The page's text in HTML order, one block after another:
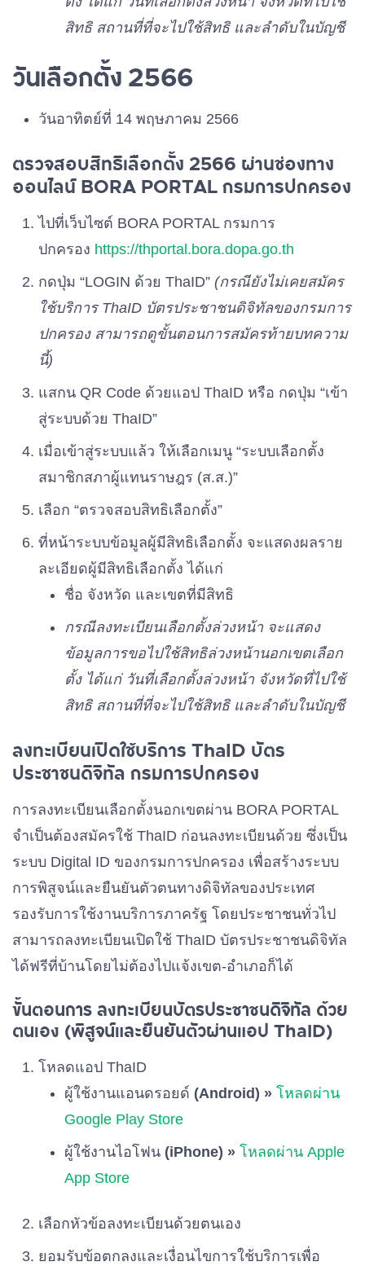
เบอร์ 38
เบอร์ 39 พรรคมิติใหม่
เบอร์ 40 พรรคประชาภิวัฒน์
เบอร์ 41 พรรคไทยธรรม
พรรคไทยศรีวิไลย์
เบอร์ 43
เบอร์ 44 พรรคราษฎร์วิถี
เบอร์ 45 พรรคแนวทางใหม่
พรรคถิ่นกาขาวชาววิไล
เบอร์ 47 พรรครวมแผ่นดิน
เบอร์ 48 พรรคเพื่ออนาคตไทย
เบอร์ 49 พรรครักษ์ผืนป่าประเทศไทย
เบอร์ 50 พรรคพลังปวงชนไทย
เบอร์ 51 พรรคสามัญชน
เบอร์ 52 พรรคชาติรุ่งเรือง
เบอร์ 53 พรรคพลังสังคม
เบอร์ 54 พรรคภราดรภาพ
เบอร์ 55 พรรคไทยก้าวหน้า
เบอร์ 56 พรรคประชาไทย
สิทธิ สถานที่ที่จะไปใช้สิทธิ และลำดับในบัญชี
วันเลือกตั้ง 2566
วันอาทิตย์ที่ 14 พฤษภาคม 2566
ตรวจสอบสิทธิเลือกตั้ง 2566 ผ่านช่องทาง
ออนไลน์ BORA PORTAL กรมการปกครอง
ไปที่เว็บไซต์ BORA PORTAL กรมการ
ปกครอง https://thportal.bora.dopa.go.th
กดปุ่ม “LOGIN ด้วย ThaID” (กรณียังไม่เคยสมัคร
ใช้บริการ ThaID บัตรประชาชนดิจิทัลของกรมการ
ปกครอง สามารถดูขั้นตอนการสมัครท้ายบทความ
นี้)
แสกน QR Code ด้วยแอป ThaID หรือ กดปุ่ม “เข้า
สู่ระบบด้วย ThaID”
เมื่อเข้าสู่ระบบแล้ว ให้เลือกเมนู “ระบบเลือกตั้ง
สมาชิกสภาผู้แทนราษฎร (ส.ส.)”
เลือก “ตรวจสอบสิทธิเลือกตั้ง”
ที่หน้าระบบข้อมูลผู้มีสิทธิเลือกตั้ง จะแสดงผลราย
ละเอียดผู้มีสิทธิเลือกตั้ง ได้แก่
ชื่อ จังหวัด และเขตที่มีสิทธิ
กรณีลงทะเบียนเลือกตั้งล่วงหน้า จะแสดง
ข้อมูลการขอไปใช้สิทธิล่วงหน้านอกเขตเลือก
ตั้ง ได้แก่ วันที่เลือกตั้งล่วงหน้า จังหวัดที่ไปใช้
สิทธิ สถานที่ที่จะไปใช้สิทธิ และลำดับในบัญชี
ลงทะเบียนเปิดใช้บริการ ThaID บัตร
ประชาชนดิจิทัล กรมการปกครอง
การลงทะเบียนเลือกตั้งนอกเขตผ่าน BORA PORTAL
จำเป็นต้องสมัครใช้ ThaID ก่อนลงทะเบียนด้วย ซึ่งเป็น
ระบบ Digital ID ของกรมการปกครอง เพื่อสร้างระบบ
การพิสูจน์และยืนยันตัวตนทางดิจิทัลของประเทศ
รองรับการใช้งานบริการภาครัฐ โดยประชาชนทั่วไป
สามารถลงทะเบียนเปิดใช้ ThaID บัตรประชาชนดิจิทัล
ได้ฟรีที่บ้านโดยไม่ต้องไปแจ้งเขต-อำเภอก็ได้
ขั้นตอนการ ลงทะเบียนบัตรประชาชนดิจิทัล ด้วย
ตนเอง (พิสูจน์และยืนยันตัวผ่านแอป ThaID)
โหลดแอป ThaID
ผู้ใช้งานแอนดรอยด์ (Android) » โหลดผ่าน
Google Play Store
ผู้ใช้งานไอโฟน (iPhone) » โหลดผ่าน Apple
App Store
เลือกหัวข้อลงทะเบียนด้วยตนเอง
ยอมรับข้อตกลงและเงื่อนไขการใช้บริการเพื่อ